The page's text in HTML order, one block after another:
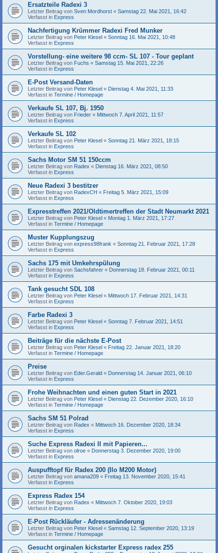
Ersatzteile Radexi 3
Letzter Beitrag von Sven Mordhorst « Samstag 22. Mai 2021, 16:42
Verfasst in Express
Nachfertigung Krümmer Radexi Fred Munker
Letzter Beitrag von Peter Klesel « Sonntag 16. Mai 2021, 10:48
Verfasst in Express
Vorstellung- eine weitere 98 ccm- SL 107 - Tour geplant
Letzter Beitrag von Fuchs « Samstag 15. Mai 2021, 22:26
Verfasst in Express
E-Post Versand-Daten
Letzter Beitrag von Peter Klesel « Dienstag 4. Mai 2021, 11:33
Verfasst in Termine / Homepage
Verkaufe SL 107, Bj. 1950
Letzter Beitrag von Frieder « Mittwoch 7. April 2021, 11:57
Verfasst in Express
Verkaufe SL 102
Letzter Beitrag von Peter Klesel « Sonntag 21. März 2021, 18:15
Verfasst in Express
Sachs Motor SM 51 150ccm
Letzter Beitrag von Radex « Dienstag 16. März 2021, 08:50
Verfasst in Express
Neue Radexi 3 bestitzer
Letzter Beitrag von RadexCH « Freitag 5. März 2021, 15:09
Verfasst in Express
Expresstreffen 2021/Oldtimertreffen der Stadt Neumarkt 2021
Letzter Beitrag von Peter Klesel « Montag 1. März 2021, 17:27
Verfasst in Termine / Homepage
Muster Kupplungszug
Letzter Beitrag von express98frank « Sonntag 21. Februar 2021, 17:28
Verfasst in Express
Sachs 175 mit Umkehrspülung
Letzter Beitrag von Sachsfahrer « Donnerstag 18. Februar 2021, 00:11
Verfasst in Express
Tank gesucht SDL 108
Letzter Beitrag von Peter Klesel « Mittwoch 17. Februar 2021, 14:31
Verfasst in Express
Farbe Radexi 3
Letzter Beitrag von Peter Klesel « Sonntag 7. Februar 2021, 14:51
Verfasst in Express
Beiträge für die nächste E-Post
Letzter Beitrag von Peter Klesel « Freitag 22. Januar 2021, 18:20
Verfasst in Termine / Homepage
Preise
Letzter Beitrag von Eder.Gerald « Donnerstag 14. Januar 2021, 06:10
Verfasst in Express
Frohe Weihnachten und einen guten Start in 2021
Letzter Beitrag von Peter Klesel « Dienstag 22. Dezember 2020, 16:10
Verfasst in Termine / Homepage
Sachs SM 51 Polrad
Letzter Beitrag von Radex « Mittwoch 16. Dezember 2020, 18:34
Verfasst in Express
Suche Express Radexi II mit Papieren...
Letzter Beitrag von olroe « Donnerstag 3. Dezember 2020, 19:00
Verfasst in Express
Auspufftopf für Radex 200 (Ilo M200 Motor)
Letzter Beitrag von amana209 « Freitag 13. November 2020, 15:41
Verfasst in Express
Express Radex 154
Letzter Beitrag von Radex « Mittwoch 7. Oktober 2020, 19:03
Verfasst in Express
E-Post Rückläufer - Adressenänderung
Letzter Beitrag von Peter Klesel « Samstag 12. September 2020, 13:19
Verfasst in Termine / Homepage
Gesucht orginalen kickstarter Express radex 255